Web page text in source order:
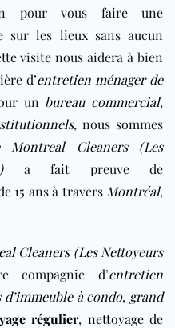
pour vous faire une
les lieux sans aucun
visite nous aidera à bien
d’entretien ménager de
un bureau commercial,
, nous sommes
Montreal Cleaners (Les
a fait preuve de
15 ans à traversMontréal,
Cleaners (Les Nettoyeurs
compagnie d’entretien
à condo, grand
régulier, nettoyage de